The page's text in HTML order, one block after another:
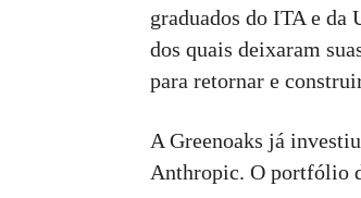
graduados do ITA e
dos quais deixaram
para retornar e
A Greenoaks já
Anthropic. O portfólio